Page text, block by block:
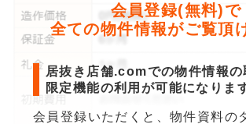
会員登録(無料)で
全ての物件情報がご覧頂
居抜き店舗.comでの物件情報の
限定機能の利用が可能になりま
会員登録いただくと、物件資料の